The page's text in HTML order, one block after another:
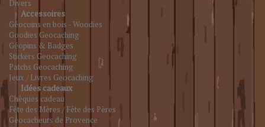
Divers
Accessoires
Géocoins en bois - Woodies
Goodies Geocaching
Géopins & Badges
Stickers Geocaching
Patchs Geocaching
Jeux / Livres Geocaching
Idées cadeaux
Chèques cadeau
Fête des Mères / Fête des Pères
Géocacheurs de Provence